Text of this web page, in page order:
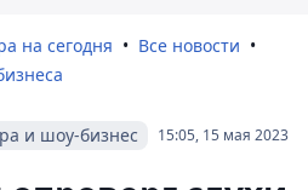
на сегодня
Все новости
15:05, 15 мая 2023
и шоу-бизнес